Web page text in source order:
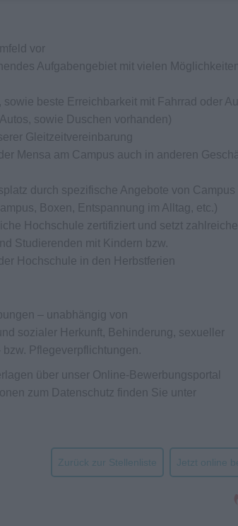
vor
Aufgabengebiet mit vielen
beste Erreichbarkeit mit Fahrrad oder
sowie Duschen vorhanden)
Gleitzeitvereinbarung
Mensa am Campus auch in anderen
durch spezifische Angebote von Campus
Boxen, Entspannung im Alltag, etc.)
Hochschule zertifiziert und setzt zahlreiche
Studierenden mit Kindern bzw.
Hochschule in den Herbstferien
– unabhängig von
sozialer Herkunft, Behinderung, sexueller
Pflegeverpflichtungen.
über unser Online-Bewerbungsportal
zum Datenschutz finden Sie unter
Zurück zur Stellenliste Jetzt online